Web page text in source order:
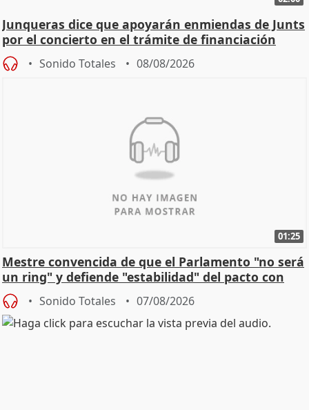
Junqueras dice que apoyarán enmiendas de Junts
por el concierto en el trámite de financiación
Sonido Totales 08/08/2026
01:25
Mestre convencida de que el Parlamento "no será
un ring" y defiende "estabilidad" del pacto con
Vox
Sonido Totales 07/08/2026